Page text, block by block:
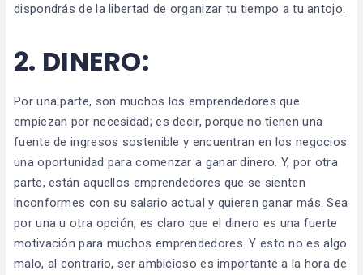
dispondrás de la libertad de organizar tu tiempo a tu antojo.
2. DINERO:
Por una parte, son muchos los emprendedores que
empiezan por necesidad; es decir, porque no tienen una
fuente de ingresos sostenible y encuentran en los negocios
una oportunidad para comenzar a ganar dinero. Y, por otra
parte, están aquellos emprendedores que se sienten
inconformes con su salario actual y quieren ganar más. Sea
por una u otra opción, es claro que el dinero es una fuerte
motivación para muchos emprendedores. Y esto no es algo
malo, al contrario, ser ambicioso es importante a la hora de